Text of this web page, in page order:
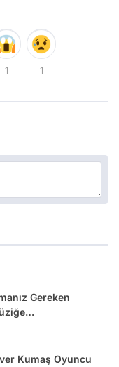
1 1
Gereken
Kumaş Oyuncu